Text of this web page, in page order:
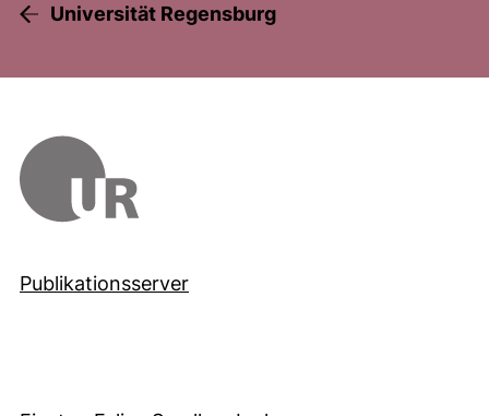
Universität Regensburg
Publikationsserver